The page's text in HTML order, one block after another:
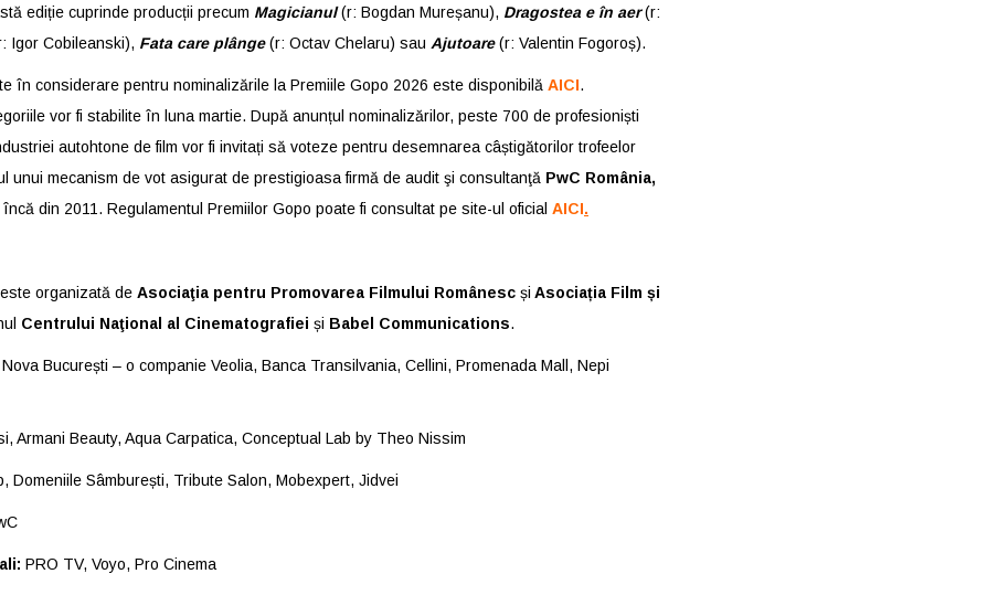
ediție cuprinde producții precum Magicianul(r: Bogdan Mureșanu), Dragostea e în aer(r:
Igor Cobileanski), Fata care plânge(r: Octav Chelaru) sau Ajutoare(r: Valentin Fogoroș).
în considerare pentru nominalizările la Premiile Gopo 2026 este disponibilă AICI.
vor fi stabilite în luna martie. După anunțul nominalizărilor, peste 700 de profesioniști
autohtone de film vor fi invitați să voteze pentru desemnarea câștigătorilor trofeelor
unui mecanism de vot asigurat de prestigioasa firmă de audit şi consultanţă PwC România,
din 2011. Regulamentul Premiilor Gopo poate fi consultat pe site-ul oficial AICI.
organizată de Asociaţia pentru Promovarea Filmului Românesc și Asociația Film și
Centrului Naţional al Cinematografiei și Babel Communications.
București – o companie Veolia, Banca Transilvania, Cellini, Promenada Mall, Nepi
Armani Beauty, Aqua Carpatica, Conceptual Lab by Theo Nissim
Domeniile Sâmburești, Tribute Salon, Mobexpert, Jidvei
PRO TV, Voyo, Pro Cinema